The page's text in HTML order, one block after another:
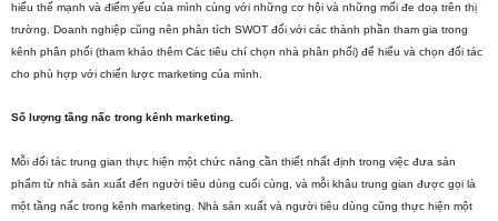
hiểu thế mạnh và điểm yếu của mình cùng với những cơ hội và những mối đe doạ trên thị
trường. Doanh nghiệp cũng nên phân tích SWOT đối với các thành phần tham gia trong
kênh phân phối (tham khảo thêm Các tiêu chí chọn nhà phân phối) để hiểu và chọn đối tác
cho phù hợp với chiến lược marketing của mình.
Số lượng tầng nấc trong kênh marketing.
Mỗi đối tác trung gian thực hiện một chức năng cần thiết nhất định trong việc đưa sản
phẩm từ nhà sản xuất đến người tiêu dùng cuối cùng, và mỗi khâu trung gian được gọi là
một tầng nấc trong kênh marketing. Nhà sản xuất và người tiêu dùng cũng thực hiện một